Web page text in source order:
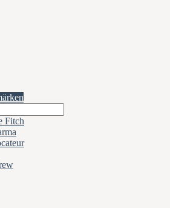
Fitch